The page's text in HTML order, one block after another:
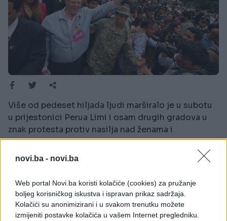
novi.ba - novi.ba
Web portal Novi.ba koristi kolačiće (cookies) za pružanje
boljeg korisničkog iskustva i ispravan prikaz sadržaja.
Kolačići su anonimizirani i u svakom trenutku možete
izmijeniti postavke kolačića u vašem Internet pregledniku.
Više od pedeset hiljada ljudi marširalo je u subotu
u prijestonici Perua Limi i osam drugih gradova u
znak protesta protiv nasilja nad ženama i
indiferentnosti pravosudnog sistema. Masovni
protesti održani su nedugo pošto je nekoliko
Više od pedeset hiljada ljudi marširalo je u subotu
u prijestonici Perua Limi i osam drugih gradova u
znak protesta protiv nasilja nad ženama i
indiferentnosti pravosudnog sistema.